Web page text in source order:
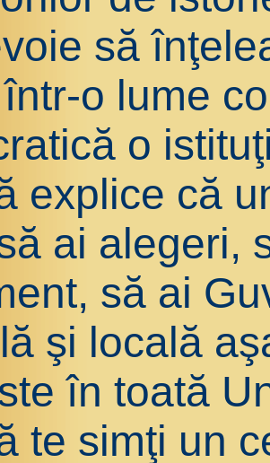
să
o lume
o
explice că
ai alegeri,
să ai
şi locală
în toată
te simţi un